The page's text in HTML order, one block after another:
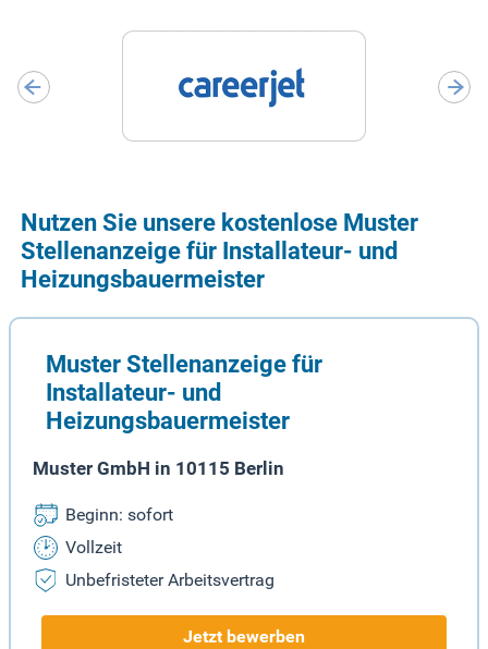
Nutzen Sie unsere kostenlose Muster
Stellenanzeige für Installateur- und
Heizungsbauermeister
Muster Stellenanzeige für
Installateur- und
Heizungsbauermeister
Muster GmbH in 10115 Berlin
Beginn: sofort
Vollzeit
Unbefristeter Arbeitsvertrag
Jetzt bewerben